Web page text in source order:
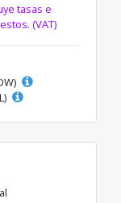
tasas e
(VAT)